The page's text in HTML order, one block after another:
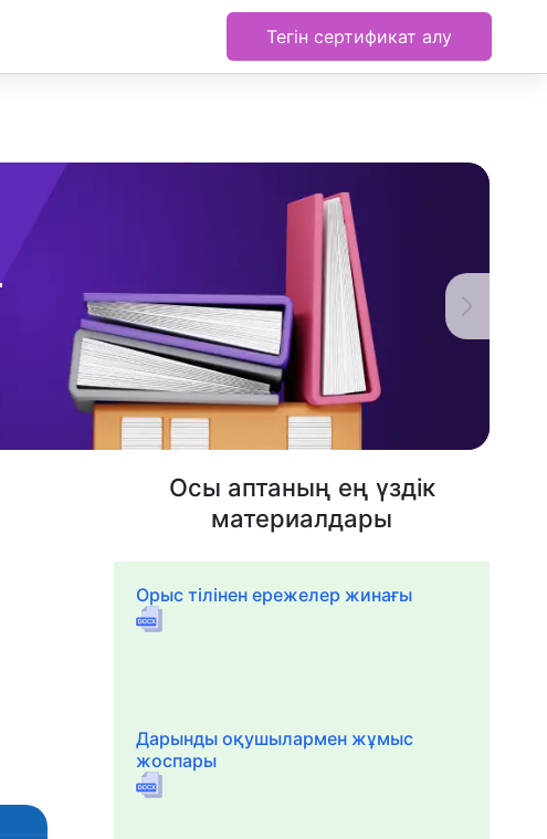
Тегін сертификат алу
Осы аптаның ең үздік
материалдары
Орыс тілінен ережелер жинағы
Дарынды оқушылармен жұмыс
жоспары